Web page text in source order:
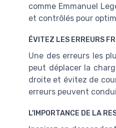
comme Emmanuel
et contrôlés pour
ÉVITEZ LES ERREURS
Une des erreurs les
peut déplacer la
droite et évitez de
erreurs peuvent
L'IMPORTANCE DE LA